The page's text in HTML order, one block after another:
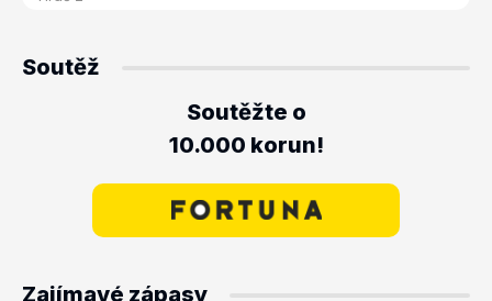
Soutěž
Soutěžte o
10.000 korun!
Zajímavé zápasy